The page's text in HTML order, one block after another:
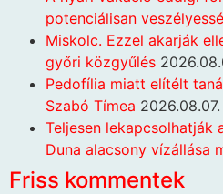
potenciálisan
Miskolc. Ezzel akarják
győri közgyűlés
Pedofília miatt elítélt
Szabó Tímea 2026.08.07.
Teljesen lekapcsolhatják
Duna alacsony vízállása
Friss kommentek